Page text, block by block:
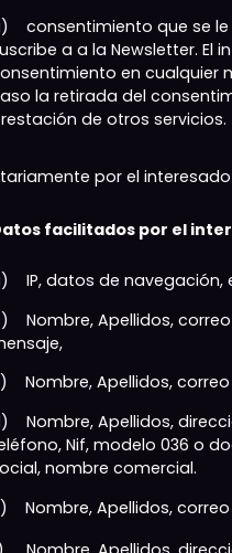
consentimiento que se le
a a la Newsletter. El
en cualquier
la retirada del
de otros servicios.
por el interesado
facilitados por el
IP, datos de navegación,
Nombre, Apellidos,
Nombre, Apellidos,
Nombre, Apellidos,
Nif, modelo 036 o
nombre comercial.
Nombre, Apellidos,